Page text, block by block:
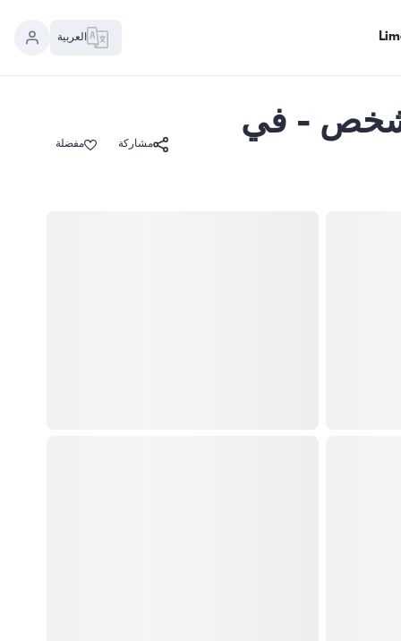
العربية
فاخر بطول 16 متر - 2 كابينات - سعة 4 شخص - في
مشاركة مفضلة